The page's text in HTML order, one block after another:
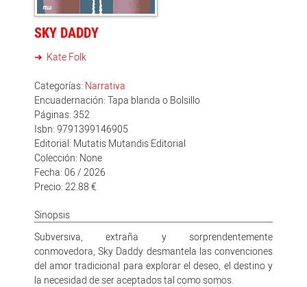
SKY DADDY
Kate Folk
Categorías: Narrativa
Encuadernación: Tapa blanda o Bolsillo
Páginas: 352
Isbn: 9791399146905
Editorial: Mutatis Mutandis Editorial
Colección: None
Fecha: 06 / 2026
Precio: 22.88 €
Sinopsis
Subversiva, extraña y sorprendentemente
conmovedora, Sky Daddy desmantela las convenciones
del amor tradicional para explorar el deseo, el destino y
la necesidad de ser aceptados tal como somos.